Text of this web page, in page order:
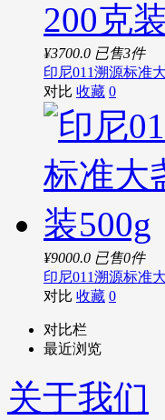
¥3700.0 已售3件
印尼011溯源标准
对比 收藏 0
¥9000.0 已售0件
印尼011溯源标准
对比 收藏 0
对比栏
最近浏览
关于我们